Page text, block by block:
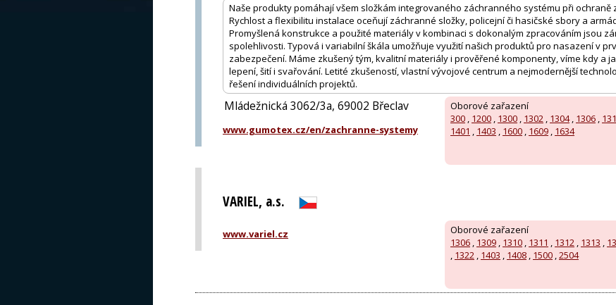
Naše produkty pomáhají všem složkám integrovaného záchranného systému při ochraně
Rychlost a flexibilitu instalace oceňují záchranné složky, policejní či hasičské sbory a
Promyšlená konstrukce a použité materiály v kombinaci s dokonalým zpracováním jsou
spolehlivosti. Typová i variabilní škála umožňuje využití našich produktů pro nasazení v
zabezpečení. Máme zkušený tým, kvalitní materiály i prověřené komponenty, víme kdy a
lepení, šití i svařování. Letité zkušeností, vlastní vývojové centrum a nejmodernější
řešení individuálních projektů.
Oborové zařazení
300 , 1200 , 1300 , 1302 , 1304, 1306 ,
1401 , 1403 , 1600 , 1609 , 1634
Mládežnická 3062/3a, 69002 Břeclav
www.gumotex.cz/en/zachranne-systemy
VARIEL, a.s.
Oborové zařazení
1306 , 1309 , 1310 , 1311 , 1312 , 1313 ,
, 1322 , 1403 , 1408 , 1500 ,2504
www.variel.cz